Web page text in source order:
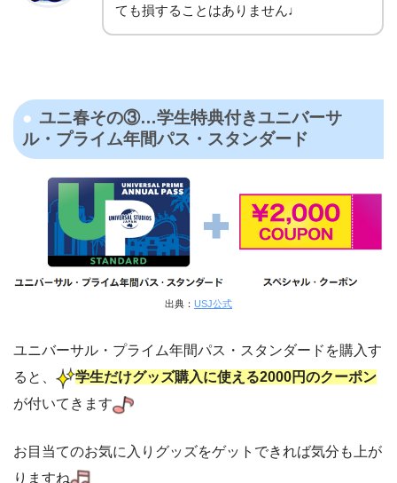
ても損することはありません♩
ユニ春その③…学生特典付きユニバーサ
ル・プライム年間パス・スタンダード
出典： USJ公式
ユニバーサル・プライム年間パス・スタンダードを購入す
ると、
学生だけグッズ購入に使える2000円のクーポン
が付いてきます
お目当てのお気に入りグッズをゲットできれば気分も上が
りますね